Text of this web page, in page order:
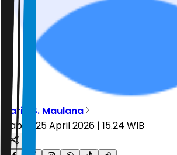
Farid S. Maulana
Sabtu, 25 April 2026 | 15.24 WIB